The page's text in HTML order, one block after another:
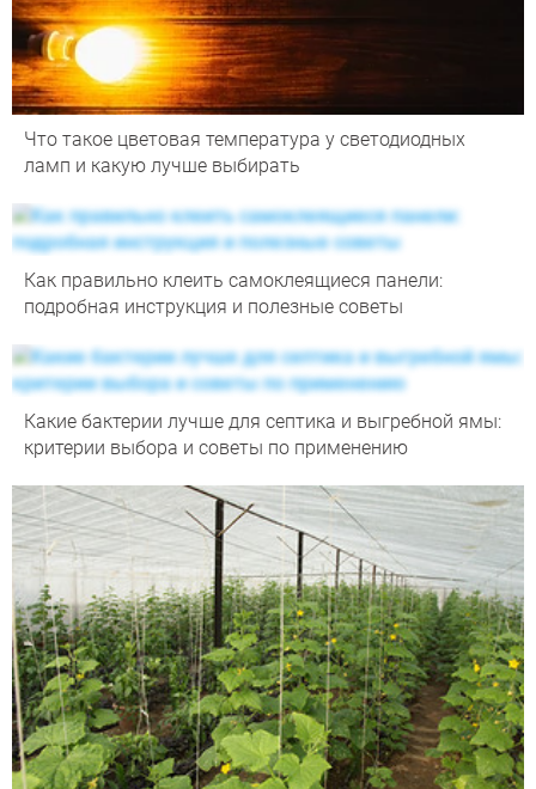
Что такое цветовая температура у светодиодных
ламп и какую лучше выбирать
Как правильно клеить самоклеящиеся панели:
подробная инструкция и полезные советы
Какие бактерии лучше для септика и выгребной ямы:
критерии выбора и советы по применению